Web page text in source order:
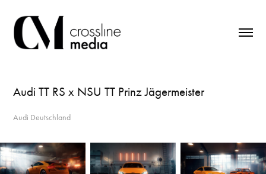
Audi TT RS x NSU TT Prinz Jägermeister
Audi Deutschland